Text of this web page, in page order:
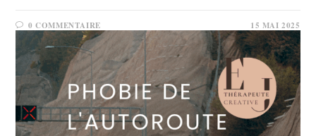
0 COMMENTAIRE 15 MAI 2025